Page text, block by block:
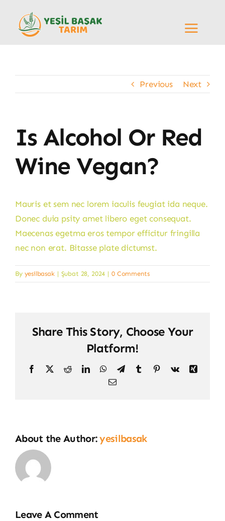
content
Toggle
Ekibimiz
İletişim
Previous Next
Is Alcohol Or Red
Wine Vegan?
Mauris et sem nec lorem iaculis feugiat ida neque.
Donec duia psity amet libero eget consequat.
Maecenas egetma eros tempor efficitur fringilla
nec non erat. Bitasse plate dictumst.
By yesilbasak | Şubat 28, 2024 | 0 Comments
Share This Story, Choose Your
Platform!
Facebook
X RedditLinkedInWhatsApp
TelegramTumblr PinterestVk
Xing
Email
About the Author:yesilbasak
Leave A Comment